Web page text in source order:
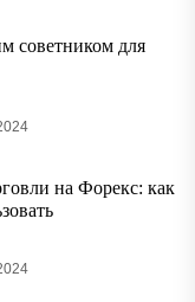
советником для
на Форекс: как